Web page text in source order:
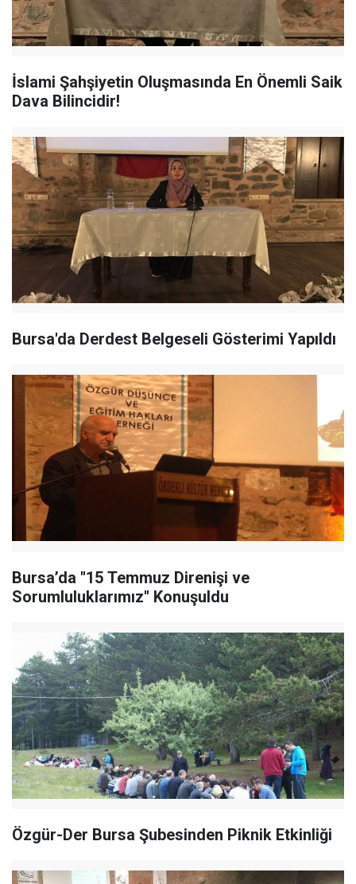
İslami Şahşiyetin Oluşmasında En Önemli Saik
Dava Bilincidir!
Bursa'da Derdest Belgeseli Gösterimi Yapıldı
Bursa’da ''15 Temmuz Direnişi ve
Sorumluluklarımız'' Konuşuldu
Özgür-Der Bursa Şubesinden Piknik Etkinliği